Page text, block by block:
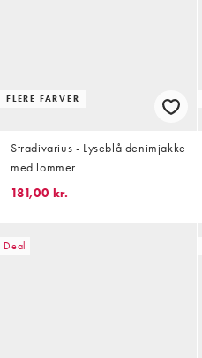
FLERE FARVER
Stradivarius - Lyseblå denimjakke
med lommer
181,00 kr.
Deal